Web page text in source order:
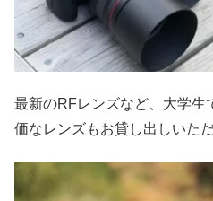
最新のRFレンズなど、大学生
価なレンズもお貸し出しいた